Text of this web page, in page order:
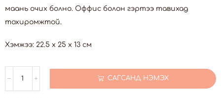
маань очих болно. Оффис болон гэртээ тавихад
тохиромжтой.
Хэмжээ: 22.5 х 25 х 13 см
САГСАНД НЭМЭХ